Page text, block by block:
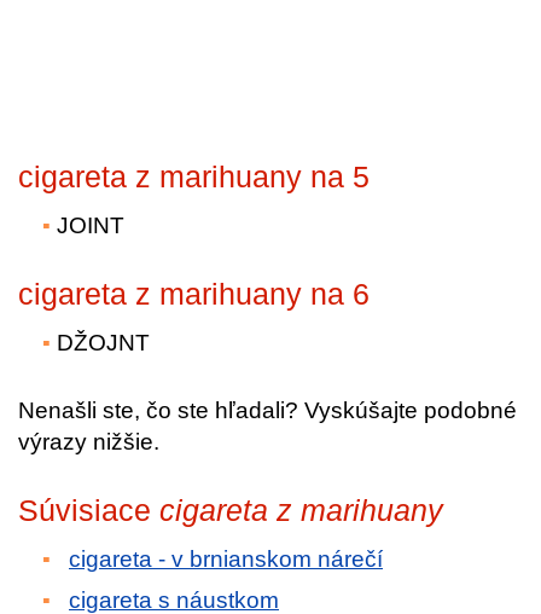
cigareta z marihuany na 5
JOINT
cigareta z marihuany na 6
DŽOJNT
Nenašli ste, čo ste hľadali? Vyskúšajte podobné
výrazy nižšie.
Súvisiace cigareta z marihuany
cigareta - v brnianskom nárečí
cigareta s náustkom